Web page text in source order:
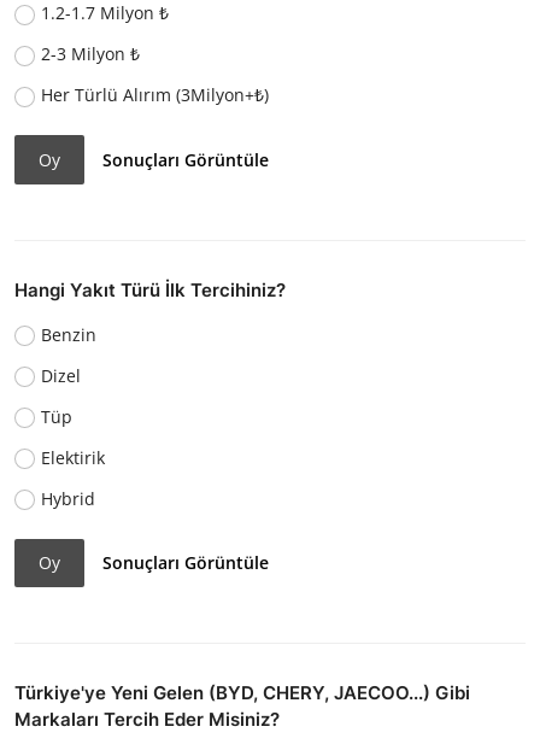
1.2-1.7 Milyon ₺
2-3 Milyon ₺
Her Türlü Alırım (3Milyon+₺)
Oy Sonuçları Görüntüle
Hangi Yakıt Türü İlk Tercihiniz?
Benzin
Dizel
Tüp
Elektirik
Hybrid
Oy Sonuçları Görüntüle
Türkiye'ye Yeni Gelen (BYD, CHERY, JAECOO...) Gibi
Markaları Tercih Eder Misiniz?